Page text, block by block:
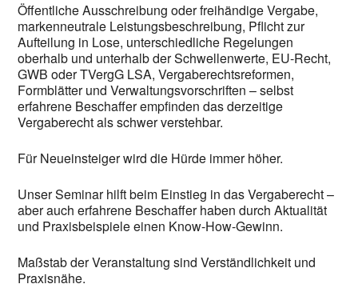
Öffentliche Ausschreibung oder freihändige Vergabe,
markenneutrale Leistungsbeschreibung, Pflicht zur
Aufteilung in Lose, unterschiedliche Regelungen
oberhalb und unterhalb der Schwellenwerte, EU-Recht,
GWB oder TVergG LSA, Vergaberechtsreformen,
Formblätter und Verwaltungsvorschriften – selbst
erfahrene Beschaffer empfinden das derzeitige
Vergaberecht als schwer verstehbar.
Für Neueinsteiger wird die Hürde immer höher.
Unser Seminar hilft beim Einstieg in das Vergaberecht –
aber auch erfahrene Beschaffer haben durch Aktualität
und Praxisbeispiele einen Know-How-Gewinn.
Maßstab der Veranstaltung sind Verständlichkeit und
Praxisnähe.